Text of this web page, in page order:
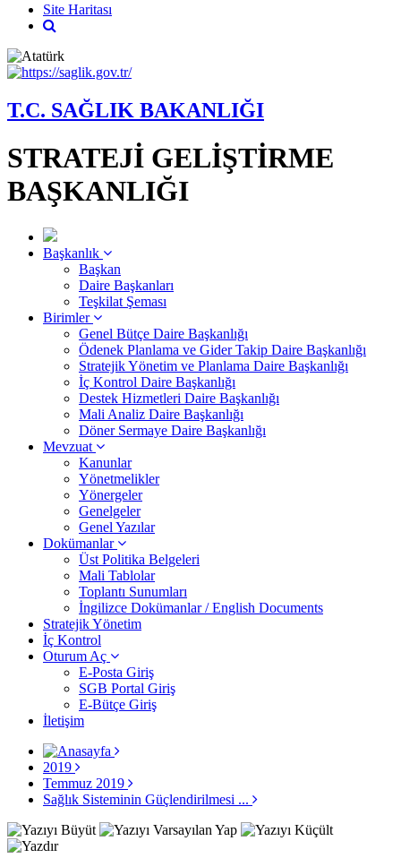
Site Haritası
T.C. SAĞLIK BAKANLIĞI
STRATEJİ GELİŞTİRME
BAŞKANLIĞI
Başkanlık
Başkan
Daire Başkanları
Teşkilat Şeması
Birimler
Genel Bütçe Daire Başkanlığı
Ödenek Planlama ve Gider Takip Daire Başkanlığı
Stratejik Yönetim ve Planlama Daire Başkanlığı
İç Kontrol Daire Başkanlığı
Destek Hizmetleri Daire Başkanlığı
Mali Analiz Daire Başkanlığı
Döner Sermaye Daire Başkanlığı
Mevzuat
Kanunlar
Yönetmelikler
Yönergeler
Genelgeler
Genel Yazılar
Dokümanlar
Üst Politika Belgeleri
Mali Tablolar
Toplantı Sunumları
İngilizce Dokümanlar / English Documents
Stratejik Yönetim
İç Kontrol
Oturum Aç
E-Posta Giriş
SGB Portal Giriş
E-Bütçe Giriş
İletişim
2019
Temmuz 2019
Sağlık Sisteminin Güçlendirilmesi ...